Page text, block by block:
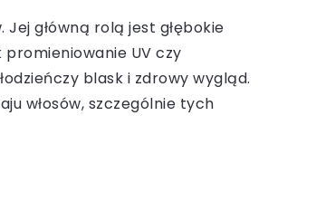
główną rolą jest głębokie
UV czy
blask i zdrowy wygląd.
włosów, szczególnie tych